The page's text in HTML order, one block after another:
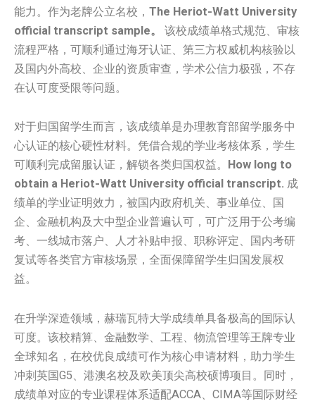
能力。作为老牌公立名校， The Heriot-Watt University
official transcript sample。
该校成绩单格式规范、审核
流程严格，可顺利通过海牙认证、第三方权威机构核验以
及国内外高校、企业的资质审查，学术公信力极强，不存
在认可度受限等问题。
对于归国留学生而言，该成绩单是办理教育部留学服务中
心认证的核心硬性材料。凭借合规的学业考核体系，学生
可顺利完成留服认证，解锁各类归国权益。
How long to
obtain a Heriot-Watt University official transcript. 成
绩单的学业证明效力，被国内政府机关、事业单位、国
企、金融机构及大中型企业普遍认可，可广泛用于公考编
考、一线城市落户、人才补贴申报、职称评定、国内考研
复试等各类官方审核场景，全面保障留学生归国发展权
益。
在升学深造领域，赫瑞瓦特大学成绩单具备极高的国际认
可度。该校精算、金融数学、工程、物流管理等王牌专业
全球知名，在校优良成绩可作为核心申请材料，助力学生
冲刺英国G5、港澳名校及欧美顶尖高校硕博项目。同时，
成绩单对应的专业课程体系适配ACCA、CIMA等国际财经